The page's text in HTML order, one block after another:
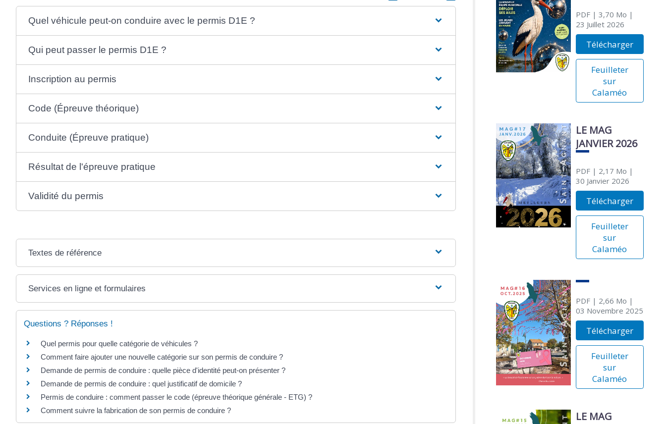
Quel véhicule peut-on conduire avec le permis D1E ?
Qui peut passer le permis D1E ?
Inscription au permis
Code (Épreuve théorique)
Conduite (Épreuve pratique)
Résultat de l'épreuve pratique
Validité du permis
Textes de référence
Services en ligne et formulaires
Questions ? Réponses !
Quel permis pour quelle catégorie de véhicules ?
Comment faire ajouter une nouvelle catégorie sur son permis de conduire ?
Demande de permis de conduire : quelle pièce d'identité peut-on présenter ?
Demande de permis de conduire : quel justificatif de domicile ?
Permis de conduire : comment passer le code (épreuve théorique générale - ETG) ?
Comment suivre la fabrication de son permis de conduire ?
PDF| 3,70 Mo |
23 Juillet 2026
Télécharger
Feuilleter
sur
Calaméo
LE MAG
JANVIER 2026
PDF| 2,17 Mo |
30 Janvier 2026
Télécharger
Feuilleter
sur
Calaméo
PDF| 2,66 Mo |
03 Novembre 2025
Télécharger
Feuilleter
sur
Calaméo
LE MAG